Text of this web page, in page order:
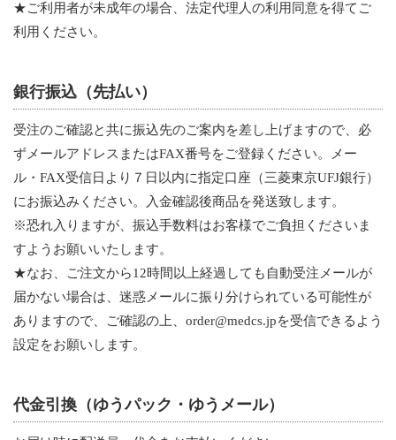
★ご利用者が未成年の場合、法定代理人の利用同意を得てご
利用ください。
銀行振込（先払い）
受注のご確認と共に振込先のご案内を差し上げますので、必
ずメールアドレスまたはFAX番号をご登録ください。メー
ル・FAX受信日より７日以内に指定口座（三菱東京UFJ銀行）
にお振込みください。入金確認後商品を発送致します。
※恐れ入りますが、振込手数料はお客様でご負担くださいま
すようお願いいたします。
★なお、ご注文から12時間以上経過しても自動受注メールが
届かない場合は、迷惑メールに振り分けられている可能性が
ありますので、ご確認の上、order@medcs.jpを受信できるよう
設定をお願いします。
代金引換（ゆうパック・ゆうメール）